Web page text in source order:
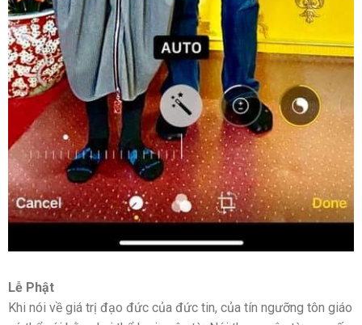
Lễ Phật
Khi nói về giá trị đạo đức của đức tin, của tín ngưỡng tôn giáo